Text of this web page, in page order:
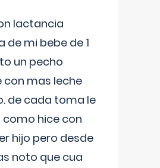
lactancia
de mi bebe de 1
un pecho
con mas leche
de cada toma le
como hice con
hijo pero desde
noto que cua